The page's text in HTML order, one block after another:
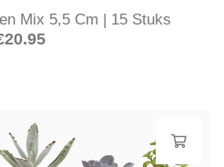
Mix 5,5 Cm | 15 Stuks
20.95